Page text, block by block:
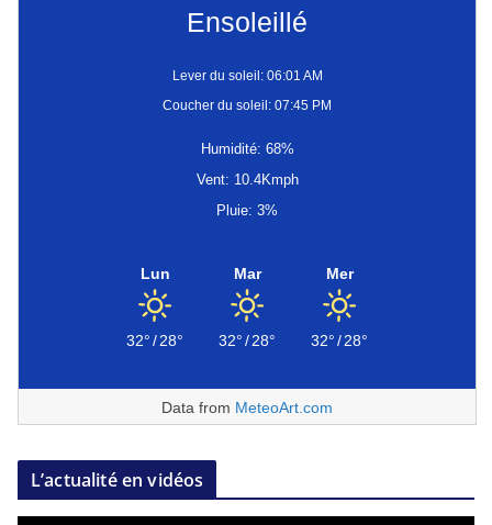
Ensoleillé
Lever du soleil: 06:01 AM
Coucher du soleil: 07:45 PM
Humidité: 68%
Vent: 10.4Kmph
Pluie: 3%
Lun
32°/28°
Mar
32°/28°
Mer
32°/28°
Data from MeteoArt.com
L’actualité en vidéos